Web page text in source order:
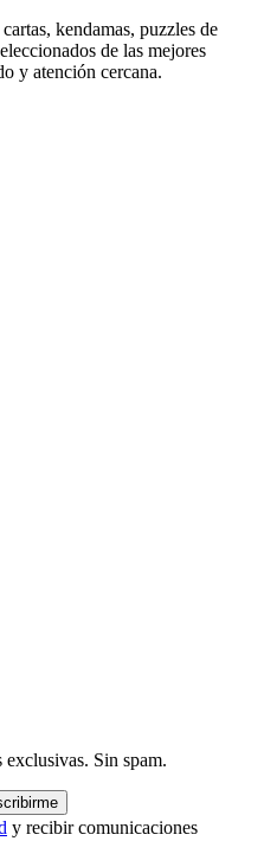
kendamas, puzzles de
de las mejores
y atención cercana.
Sin spam.
y recibir comunicaciones